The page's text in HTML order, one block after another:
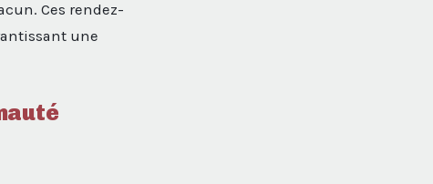
Ces rendez-
une